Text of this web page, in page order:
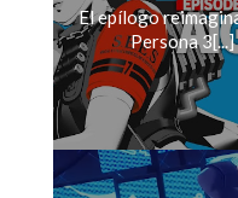
El epílogo
Persona 3[...]